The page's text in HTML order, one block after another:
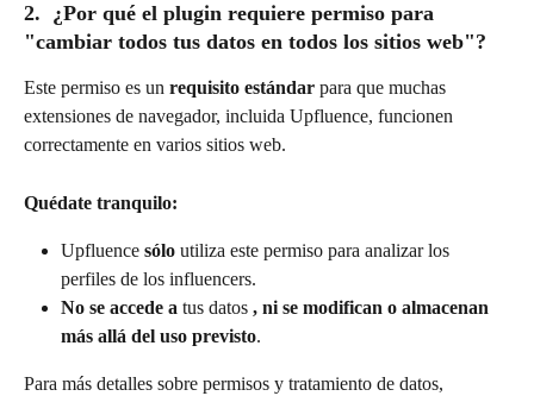
2.  ¿Por qué el plugin requiere permiso para
"cambiar todos tus datos en todos los sitios web"?
Este permiso es un requisito estándar para que muchas
extensiones de navegador, incluida Upfluence, funcionen
correctamente en varios sitios web.
Quédate tranquilo:
Upfluence sólo utiliza este permiso para analizar los
perfiles de los influencers.
No se accede a tus datos , ni se modifican o almacenan
más allá del uso previsto.
Para más detalles sobre permisos y tratamiento de datos,